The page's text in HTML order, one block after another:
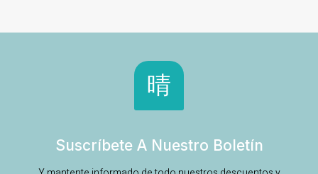
Suscríbete A Nuestro Boletín